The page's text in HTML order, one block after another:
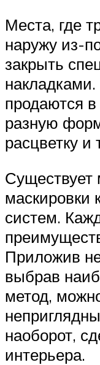
Места, где
наружу из-
закрыть
продаются
разную
расцветку и
Существует
маскировки
систем.
Приложив
выбрав
метод,
наоборот,
интерьера.